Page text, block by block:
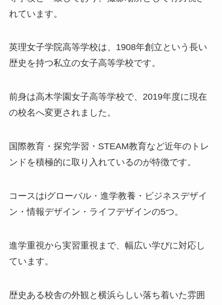
れています。
英理女子学院高等学校は、1908年創立という長い
歴史を持つ私立の女子高等学校です。
前身は高木学園女子高等学校で、2019年度に現在
の校名へ変更されました。
国際教育・探究学習・STEAM教育など近年のトレ
ンドを積極的に取り入れているのが特徴です。
コースはiグローバル・進学教養・ビジネスデザイ
ン・情報デザイン・ライフデザインの5つ。
進学重視から実習重視まで、幅広い学びに対応し
ています。
歴史ある校舎の外観と横浜らしい落ち着いた雰囲